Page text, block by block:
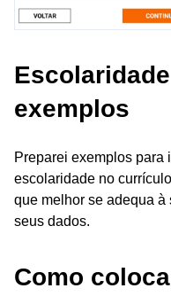
exemplos
Preparei exemplos para
escolaridade no
que melhor se adequa à
seus dados.
Como